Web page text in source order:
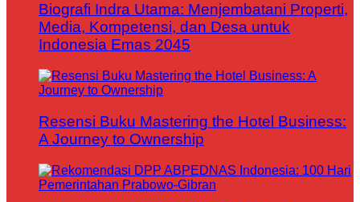
Biografi Indra Utama: Menjembatani Properti,
Media, Kompetensi, dan Desa untuk
Indonesia Emas 2045
Resensi Buku Mastering the Hotel Business:
A Journey to Ownership